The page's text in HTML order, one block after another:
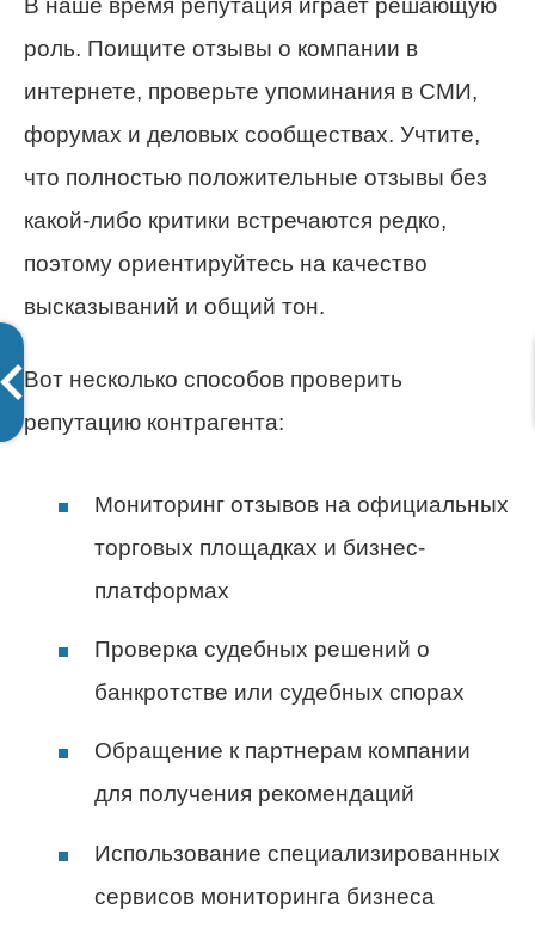
В наше время репутация играет решающую
роль. Поищите отзывы о компании в
интернете, проверьте упоминания в СМИ,
форумах и деловых сообществах. Учтите,
что полностью положительные отзывы без
какой-либо критики встречаются редко,
поэтому ориентируйтесь на качество
высказываний и общий тон.
Вот несколько способов проверить
репутацию контрагента:
Мониторинг отзывов на официальных
торговых площадках и бизнес-
платформах
Проверка судебных решений о
банкротстве или судебных спорах
Обращение к партнерам компании
для получения рекомендаций
Использование специализированных
сервисов мониторинга бизнеса